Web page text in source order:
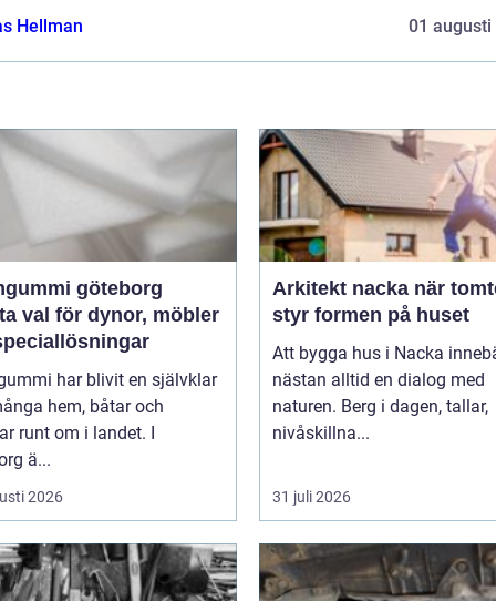
Hellman
01 augusti
göteborg
val för dynor, möbler
har blivit en självklar
hem, båtar och
runt om i landet. I
ä...
2026
Arkitekt nacka när tomten
styr formen på huset
Att bygga hus i Nacka
nästan alltid en dialog med
naturen. Berg i dagen, tallar,
nivåskillna...
31 juli 2026